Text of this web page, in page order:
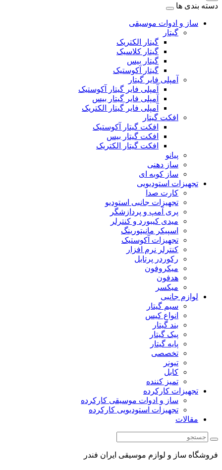
دسته بندی ها
ساز و ادوات موسیقی
گیتار
گیتار الکتریک
گیتار کلاسیک
گیتار بیس
گیتار آکوستیک
آمپلی فایر گیتار
آمپلی فایر گیتار آکوستیک
آمپلی فایر گیتار بیس
آمپلی فایر گیتار الکتریک
افکت گیتار
افکت گیتار آکوستیک
افکت گیتار بیس
افکت گیتار الکتریک
پیانو
ساز دهنی
ساز کوبه ای
تجهیزات استودیویی
کارت صدا
تجهیزات جانبی استودیو
پری آمپ و پردازشگر
میدی کیبورد و کنترلر
اسپیکر مانیتورینگ
تجهیزات آکوستیک
کنترلر نرم افزار
رکوردر پرتابل
میکروفون
هدفون
میکسر
لوازم جانبی
سیم گیتار
انواع کیس
بند گیتار
پیک گیتار
پایه گیتار
تخصصی
تیونر
کابل
تمیز کننده
تجهیزات کارکرده
ساز و ادوات موسیقی کارکرده
تجهیزات استودیویی کارکرده
مقالات
فروشگاه ساز و لوازم موسیقی ایران فندر